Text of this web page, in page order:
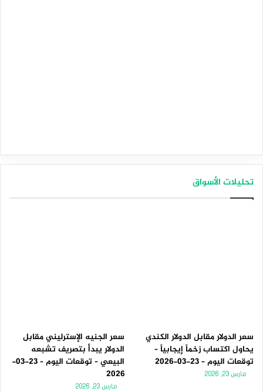
تحليلات الأسواق
سعر الدولار مقابل الدولار الكندي
يحاول اكتساب زخماً إيجابياً –
توقعات اليوم – 23-03-2026
مارس 23, 2026
سعر الجنيه الإسترليني مقابل
الدولار يبدأ بتصريف تشبعه
البيعي – توقعات اليوم – 23-03-
2026
مارس 23, 2026